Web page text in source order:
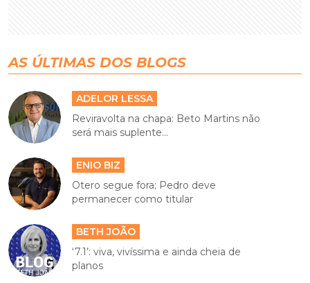
AS ÚLTIMAS DOS BLOGS
ADELOR LESSA
Reviravolta na chapa: Beto Martins não
será mais suplente...
ENIO BIZ
Otero segue fora; Pedro deve
permanecer como titular
BETH JOÃO
‘7.1’: viva, vivíssima e ainda cheia de
planos